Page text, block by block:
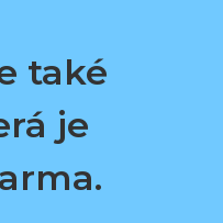
také
je